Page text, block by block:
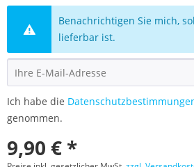
Benachrichtigen Sie mich,
lieferbar ist.
Ich habe die
genommen.
9,90 € *